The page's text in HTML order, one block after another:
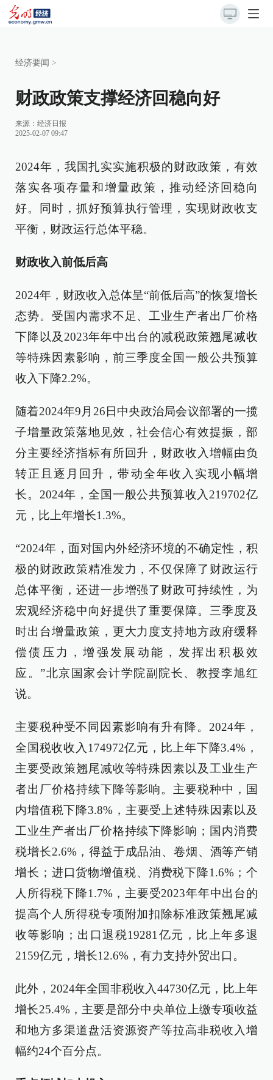
经济要闻 >
财政政策支撑经济回稳向好
来源： 经济日报
2025-02-07 09:47
2024年，我国扎实实施积极的财政政策，有效
落实各项存量和增量政策，推动经济回稳向
好。同时，抓好预算执行管理，实现财政收支
平衡，财政运行总体平稳。
财政收入前低后高
2024年，财政收入总体呈“前低后高”的恢复增长
态势。受国内需求不足、工业生产者出厂价格
下降以及2023年年中出台的减税政策翘尾减收
等特殊因素影响，前三季度全国一般公共预算
收入下降2.2%。
随着2024年9月26日中央政治局会议部署的一揽
子增量政策落地见效，社会信心有效提振，部
分主要经济指标有所回升，财政收入增幅由负
转正且逐月回升，带动全年收入实现小幅增
长。2024年，全国一般公共预算收入219702亿
元，比上年增长1.3%。
“2024年，面对国内外经济环境的不确定性，积
极的财政政策精准发力，不仅保障了财政运行
总体平衡，还进一步增强了财政可持续性，为
宏观经济稳中向好提供了重要保障。三季度及
时出台增量政策，更大力度支持地方政府缓释
偿债压力，增强发展动能，发挥出积极效
应。”北京国家会计学院副院长、教授李旭红
说。
主要税种受不同因素影响有升有降。2024年，
全国税收收入174972亿元，比上年下降3.4%，
主要受政策翘尾减收等特殊因素以及工业生产
者出厂价格持续下降等影响。主要税种中，国
内增值税下降3.8%，主要受上述特殊因素以及
工业生产者出厂价格持续下降影响；国内消费
税增长2.6%，得益于成品油、卷烟、酒等产销
增长；进口货物增值税、消费税下降1.6%；个
人所得税下降1.7%，主要受2023年年中出台的
提高个人所得税专项附加扣除标准政策翘尾减
收等影响；出口退税19281亿元，比上年多退
2159亿元，增长12.6%，有力支持外贸出口。
此外，2024年全国非税收入44730亿元，比上年
增长25.4%，主要是部分中央单位上缴专项收益
和地方多渠道盘活资源资产等拉高非税收入增
幅约24个百分点。